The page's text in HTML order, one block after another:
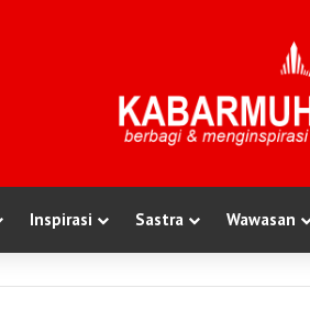
Inspirasi Sastra Wawasan